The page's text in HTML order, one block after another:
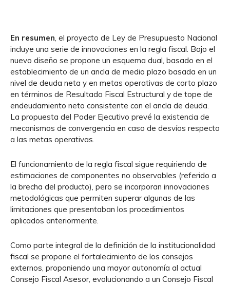
En resumen, el proyecto de Ley de Presupuesto Nacional
incluye una serie de innovaciones en la regla fiscal. Bajo el
nuevo diseño se propone un esquema dual, basado en el
establecimiento de un ancla de medio plazo basada en un
nivel de deuda neta y en metas operativas de corto plazo
en términos de Resultado Fiscal Estructural y de tope de
endeudamiento neto consistente con el ancla de deuda.
La propuesta del Poder Ejecutivo prevé la existencia de
mecanismos de convergencia en caso de desvíos respecto
a las metas operativas.
El funcionamiento de la regla fiscal sigue requiriendo de
estimaciones de componentes no observables (referido a
la brecha del producto), pero se incorporan innovaciones
metodológicas que permiten superar algunas de las
limitaciones que presentaban los procedimientos
aplicados anteriormente.
Como parte integral de la definición de la institucionalidad
fiscal se propone el fortalecimiento de los consejos
externos, proponiendo una mayor autonomía al actual
Consejo Fiscal Asesor, evolucionando a un Consejo Fiscal